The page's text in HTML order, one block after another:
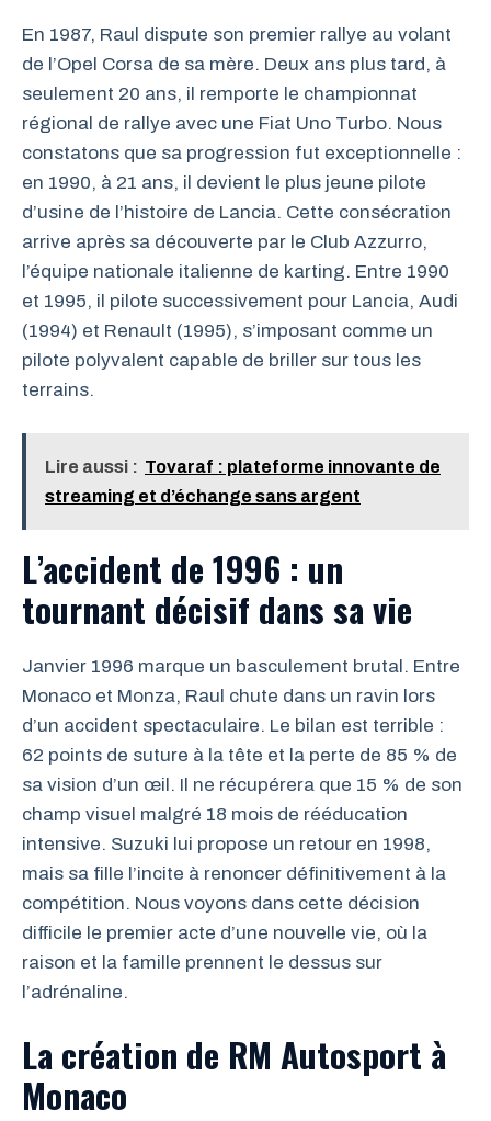
En 1987, Raul dispute son premier rallye au volant
de l’Opel Corsa de sa mère. Deux ans plus tard, à
seulement 20 ans, il remporte le championnat
régional de rallye avec une Fiat Uno Turbo. Nous
constatons que sa progression fut exceptionnelle :
en 1990, à 21 ans, il devient le plus jeune pilote
d’usine de l’histoire de Lancia. Cette consécration
arrive après sa découverte par le Club Azzurro,
l’équipe nationale italienne de karting. Entre 1990
et 1995, il pilote successivement pour Lancia, Audi
(1994) et Renault (1995), s’imposant comme un
pilote polyvalent capable de briller sur tous les
terrains.
Lire aussi : Tovaraf : plateforme innovante de
streaming et d’échange sans argent
L’accident de 1996 : un
tournant décisif dans sa vie
Janvier 1996 marque un basculement brutal. Entre
Monaco et Monza, Raul chute dans un ravin lors
d’un accident spectaculaire. Le bilan est terrible :
62 points de suture à la tête et la perte de 85 % de
sa vision d’un œil. Il ne récupérera que 15 % de son
champ visuel malgré 18 mois de rééducation
intensive. Suzuki lui propose un retour en 1998,
mais sa fille l’incite à renoncer définitivement à la
compétition. Nous voyons dans cette décision
difficile le premier acte d’une nouvelle vie, où la
raison et la famille prennent le dessus sur
l’adrénaline.
La création de RM Autosport à
Monaco